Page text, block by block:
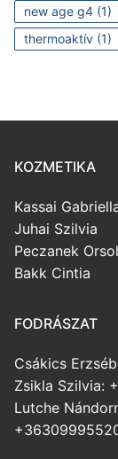
new age g4 (1)
thermoaktív (1)
KOZMETIKA
Kassai
Juhai Szilvia
Peczanek
Bakk Cintia
FODRÁSZAT
Csákics
Zsikla Szilvia:
Lutche